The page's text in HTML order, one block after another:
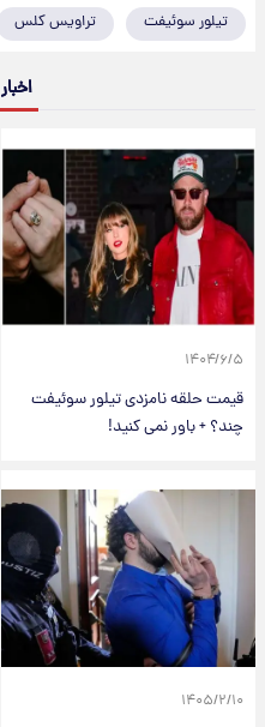
تیلور سوئیفت تراویس کلس
۱۴۰۴/۶/۵
قیمت حلقه نامزدی تیلور سوئیفت
چند؟ + باور نمی کنید!
۱۴۰۵/۲/۱۰